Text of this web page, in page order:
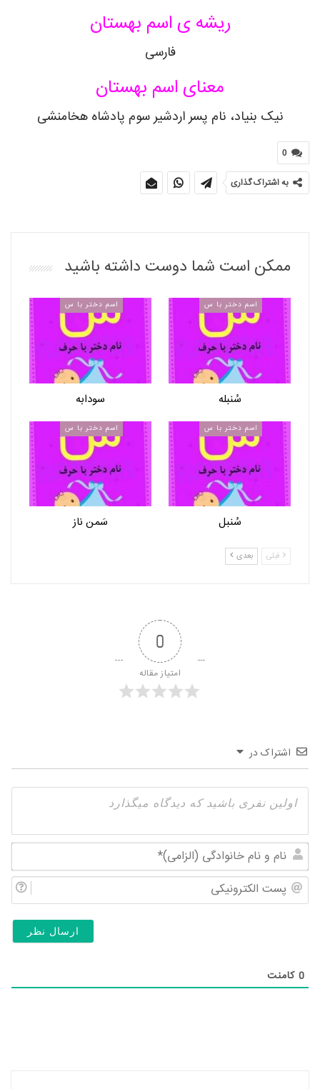
ریشه ی اسم بهستان
فارسی
معنای اسم بهستان
نیک بنیاد، نام پسر اردشیر سوم پادشاه هخامنشی
0
به اشتراک گذاری
ممکن است شما دوست داشته باشید
اسم دختر با س
سُنبله
اسم دختر با س
سودابه
اسم دختر با س
سُنبل
اسم دختر با س
سَمن ناز
قبلی بعدی
0
امتیاز مقاله
اشتراک در
و
0 کامنت